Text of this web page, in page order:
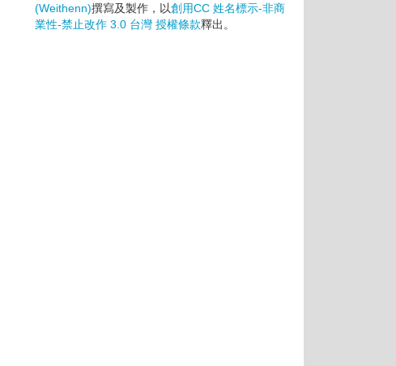
(Weithenn)撰寫及製作，以創用CC 姓名標示-非商
業性-禁止改作 3.0 台灣 授權條款釋出。